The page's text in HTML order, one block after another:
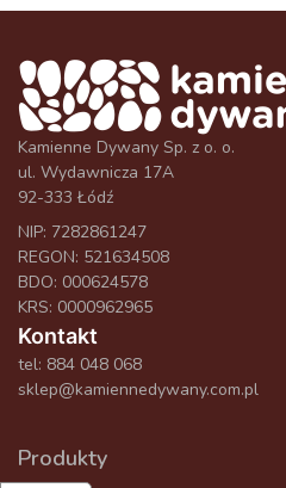
Kamienne Dywany Sp. z o. o.
ul. Wydawnicza 17A
92-333 Łódź
NIP: 7282861247
REGON: 521634508
BDO: 000624578
KRS: 0000962965
Kontakt
tel: 884 048 068
sklep@kamiennedywany.com.pl
Produkty